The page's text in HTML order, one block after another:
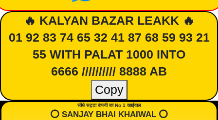
🔥 KALYAN BAZAR LEAKK 🔥
01 92 83 74 65 32 41 87 68 59 93 21
55 WITH PALAT 1000 INTO
6666 ////////// 8888 AB
Copy
सीधे सट्टा कंपनी का No 1 खाईवाल
⭕️ SANJAY BHAI KHAIWAL ⭕️